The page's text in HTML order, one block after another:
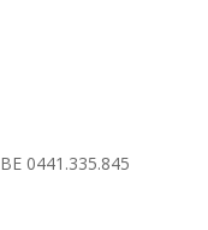
BE 0441.335.845